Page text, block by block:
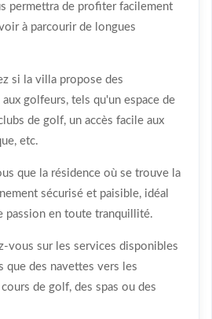
permettra de profiter facilement
à parcourir de longues
si la villa propose des
golfeurs, tels qu'un espace de
de golf, un accès facile aux
etc.
que la résidence où se trouve la
sécurisé et paisible, idéal
passion en toute tranquillité.
vous sur les services disponibles
que des navettes vers les
de golf, des spas ou des